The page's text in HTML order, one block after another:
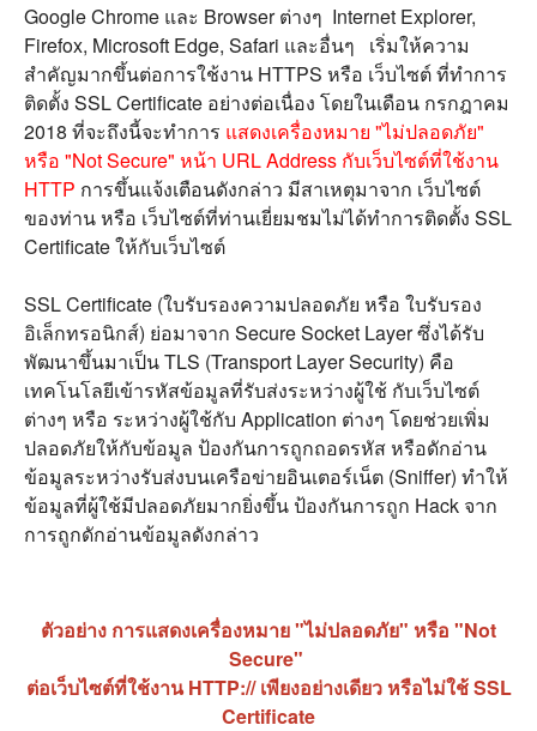
Google Chrome และ Browser ต่างๆ Internet Explorer,
Firefox, Microsoft Edge, Safari และอื่นๆ เริ่มให้ความ
สำคัญมากขึ้นต่อการใช้งาน HTTPS หรือ เว็บไซต์ ที่ทำการ
ติดตั้ง SSL Certificate อย่างต่อเนื่อง โดยในเดือน กรกฎาคม
2018 ที่จะถึงนี้จะทำการ แสดงเครื่องหมาย "ไม่ปลอดภัย"
หรือ "Not Secure" หน้า URL Address กับเว็บไซต์ที่ใช้งาน
HTTP การขึ้นแจ้งเตือนดังกล่าว มีสาเหตุมาจาก เว็บไซต์
ของท่าน หรือ เว็บไซต์ที่ท่านเยี่ยมชมไม่ได้ทำการติดตั้ง SSL
Certificate ให้กับเว็บไซต์
SSL Certificate (ใบรับรองความปลอดภัย หรือ ใบรับรอง
อิเล็กทรอนิกส์) ย่อมาจาก Secure Socket Layer ซึ่งได้รับ
พัฒนาขึ้นมาเป็น TLS (Transport Layer Security) คือ
เทคโนโลยีเข้ารหัสข้อมูลที่รับส่งระหว่างผู้ใช้ กับเว็บไซต์
ต่างๆ หรือ ระหว่างผู้ใช้กับ Application ต่างๆ โดยช่วยเพิ่ม
ปลอดภัยให้กับข้อมูล ป้องกันการถูกถอดรหัส หรือดักอ่าน
ข้อมูลระหว่างรับส่งบนเครือข่ายอินเตอร์เน็ต (Sniffer) ทำให้
ข้อมูลที่ผู้ใช้มีปลอดภัยมากยิ่งขึ้น ป้องกันการถูก Hack จาก
การถูกดักอ่านข้อมูลดังกล่าว
ตัวอย่าง การแสดงเครื่องหมาย "ไม่ปลอดภัย" หรือ "Not
Secure"
ต่อเว็บไซต์ที่ใช้งาน HTTP:// เพียงอย่างเดียว หรือไม่ใช้ SSL
Certificate